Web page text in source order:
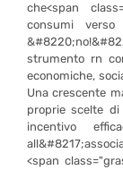
che<span
consumi
strumento rn
economiche,
Una crescente
proprie scelte
incentivo
<span